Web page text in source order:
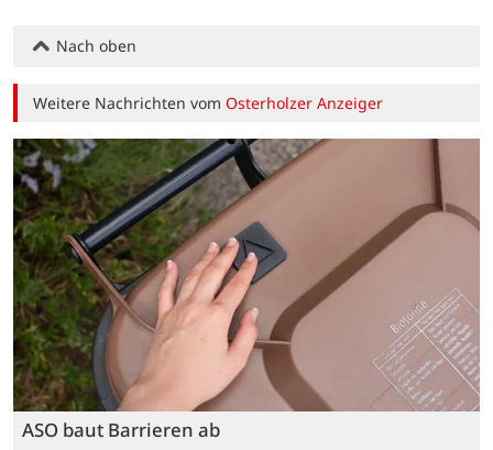
Nach oben
Weitere Nachrichten vomOsterholzer Anzeiger
ASO baut Barrieren ab